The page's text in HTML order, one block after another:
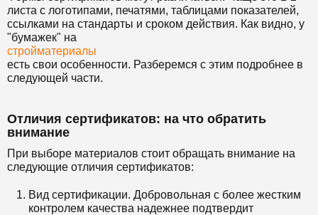
листа с логотипами, печатями, таблицами показателей,
ссылками на стандарты и сроком действия. Как видно, у
"бумажек" на
стройматериалы
есть свои особенности. Разберемся с этим подробнее в
следующей части.
Отличия сертификатов: на что обратить
внимание
При выборе материалов стоит обращать внимание на
следующие отличия сертификатов:
Вид сертификации. Добровольная с более жестким
контролем качества надежнее подтвердит